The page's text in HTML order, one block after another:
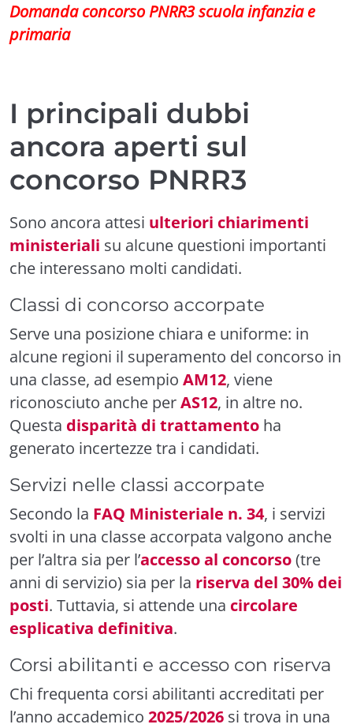
Domanda concorso PNRR3 scuola infanzia e
primaria
I principali dubbi
ancora aperti sul
concorso PNRR3
Sono ancora attesi ulteriori chiarimenti
ministeriali su alcune questioni importanti
che interessano molti candidati.
Classi di concorso accorpate
Serve una posizione chiara e uniforme: in
alcune regioni il superamento del concorso in
una classe, ad esempio AM12, viene
riconosciuto anche perAS12, in altre no.
Questa disparità di trattamento ha
generato incertezze tra i candidati.
Servizi nelle classi accorpate
Secondo la FAQ Ministeriale n. 34, i servizi
svolti in una classe accorpata valgono anche
per l’altra sia per l’accesso al concorso(tre
anni di servizio) sia per la riserva del 30% dei
posti. Tuttavia, si attende una circolare
esplicativa definitiva.
Corsi abilitanti e accesso con riserva
Chi frequenta corsi abilitanti accreditati per
l’anno accademico 2025/2026 si trova in una